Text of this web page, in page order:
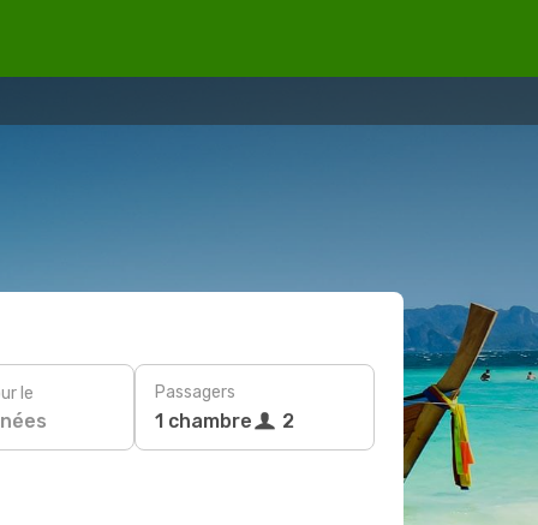
le Passagers
1 chambre 2